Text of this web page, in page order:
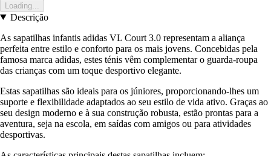
Loading...
Descrição
As sapatilhas infantis adidas VL Court 3.0 representam a aliança
perfeita entre estilo e conforto para os mais jovens. Concebidas pela
famosa marca adidas, estes ténis vêm complementar o guarda-roupa
das crianças com um toque desportivo elegante.
Estas sapatilhas são ideais para os júniores, proporcionando-lhes um
suporte e flexibilidade adaptados ao seu estilo de vida ativo. Graças ao
seu design moderno e à sua construção robusta, estão prontas para a
aventura, seja na escola, em saídas com amigos ou para atividades
desportivas.